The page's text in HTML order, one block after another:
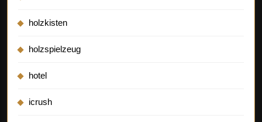
holzkisten
holzspielzeug
hotel
icrush